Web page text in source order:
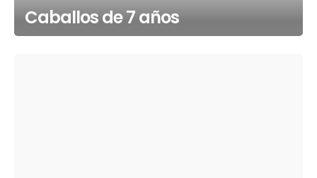
Caballos de 7 años